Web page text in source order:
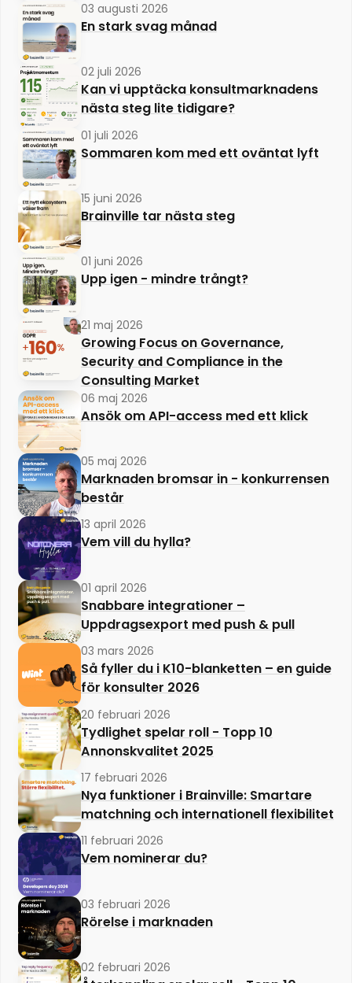
03 augusti 2026
En stark svag månad
02 juli 2026
Kan vi upptäcka konsultmarknadens
nästa steg lite tidigare?
01 juli 2026
Sommaren kom med ett oväntat lyft
15 juni 2026
Brainville tar nästa steg
01 juni 2026
Upp igen - mindre trångt?
21 maj 2026
Growing Focus on Governance,
Security and Compliance in the
Consulting Market
06 maj 2026
Ansök om API-access med ett klick
05 maj 2026
Marknaden bromsar in - konkurrensen
består
13 april 2026
Vem vill du hylla?
01 april 2026
Snabbare integrationer –
Uppdragsexport med push & pull
03 mars 2026
Så fyller du i K10-blanketten – en guide
för konsulter 2026
20 februari 2026
Tydlighet spelar roll - Topp 10
Annonskvalitet 2025
17 februari 2026
Nya funktioner i Brainville: Smartare
matchning och internationell flexibilitet
11 februari 2026
Vem nominerar du?
03 februari 2026
Rörelse i marknaden
02 februari 2026